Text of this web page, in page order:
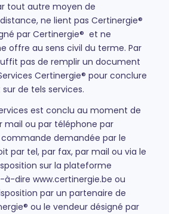
tout autre moyen de
ne lient pas Certinergie®
par Certinergie® et ne
offre au sens civil du terme. Par
pas de remplir un document
Certinergie® pour conclure
de tels services.
est conclu au moment de
ou par téléphone par
commande demandée par le
par tel, par fax, par mail ou via le
sur la plateforme
à-dire www.certinergie.be ou
par un partenaire de
ou le vendeur désigné par